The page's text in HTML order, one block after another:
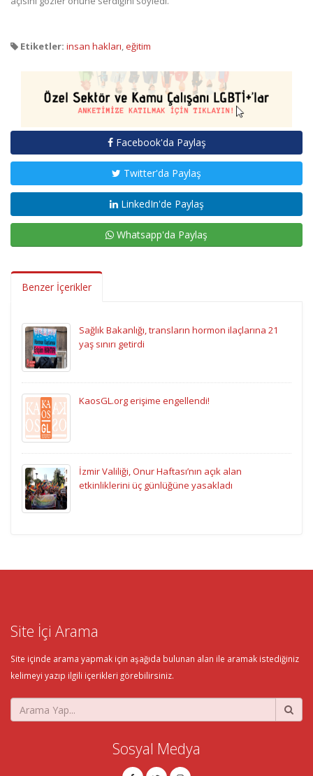
Etiketler: insan hakları eğitim
Facebook'da Paylaş
Twitter'da Paylaş
LinkedIn'de Paylaş
Whatsapp'da Paylaş
Benzer İçerikler
Sağlık Bakanlığı, transların hormon ilaçlarına 21
yaş sınırı getirdi
KaosGL.org erişime engellendi!
İzmir Valiliği, Onur Haftası’nın açık alan
etkinliklerini üç günlüğüne yasakladı
Site İçi Arama
Site içinde arama yapmak için aşağıda bulunan alan ile aramak istediğiniz
kelimeyi yazıp ilgili içerikleri görebilirsiniz.
Sosyal Medya